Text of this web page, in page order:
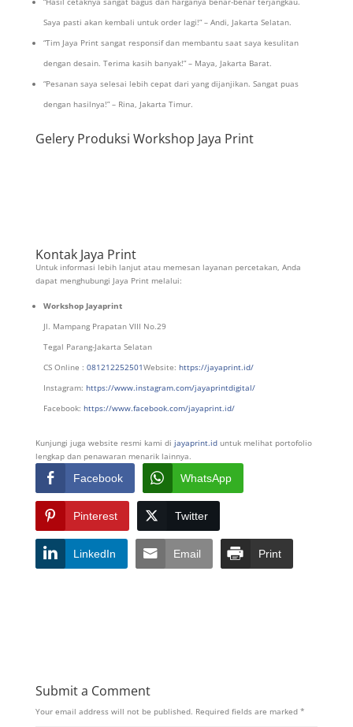
Saya pasti akan kembali untuk order lagi!” – Andi, Jakarta Selatan.
“Tim Jaya Print sangat responsif dan membantu saat saya kesulitan
dengan desain. Terima kasih banyak!” – Maya, Jakarta Barat.
“Pesanan saya selesai lebih cepat dari yang dijanjikan. Sangat puas
dengan hasilnya!” – Rina, Jakarta Timur.
Gelery Produksi Workshop Jaya Print
Kontak Jaya Print
Untuk informasi lebih lanjut atau memesan layanan percetakan, Anda
dapat menghubungi Jaya Print melalui:
Workshop Jayaprint
Jl. Mampang Prapatan VIII No.29
Tegal Parang-Jakarta Selatan
CS Online : 081212252501Website: https://jayaprint.id/
Instagram: https://www.instagram.com/jayaprintdigital/
Facebook: https://www.facebook.com/jayaprint.id/
Kunjungi juga website resmi kami di jayaprint.iduntuk melihat portofolio
lengkap dan penawaran menarik lainnya.
Facebook WhatsApp
Pinterest Twitter
LinkedIn Email Print
Submit a Comment
Your email address will not be published. Required fields are marked *